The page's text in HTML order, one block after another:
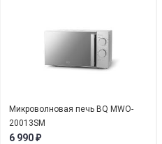
Микроволновая печь BQ MWO-
20013SM
6 990 ₽